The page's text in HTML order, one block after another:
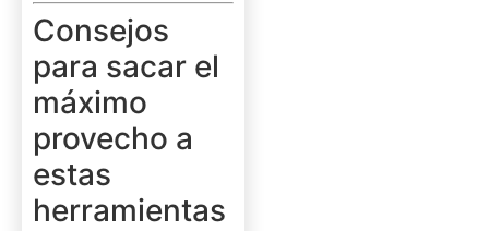
Consejos
para sacar el
máximo
provecho a
estas
herramientas